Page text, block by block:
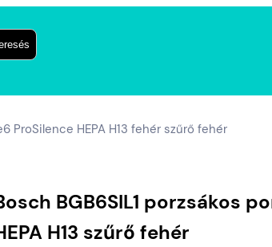
ProSilence HEPA H13 fehér szűrő fehér
BGB6SIL1 porzsákos
H13 szűrő fehér